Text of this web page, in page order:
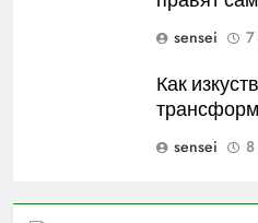
sensei
7
Как
sensei